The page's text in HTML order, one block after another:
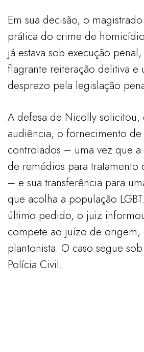
Em sua decisão, o
prática do crime de
já estava sob execução
flagrante reiteração delitiva e
desprezo pela legislação
A defesa de Nicolly solicitou,
audiência, o fornecimento
controlados – uma vez que a
de remédios para tratamento
– e sua transferência para
que acolha a população
último pedido, o juiz
compete ao juízo de origem,
plantonista. O caso segue
Polícia Civil.